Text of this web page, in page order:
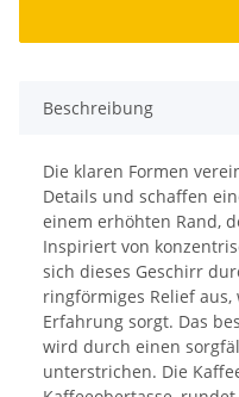
Beschreibung
Die klaren Formen
Details und schaffen
einem erhöhten Rand,
Inspiriert von
sich dieses Geschirr
ringförmiges Relief
Erfahrung sorgt. Das
wird durch einen
unterstrichen. Die